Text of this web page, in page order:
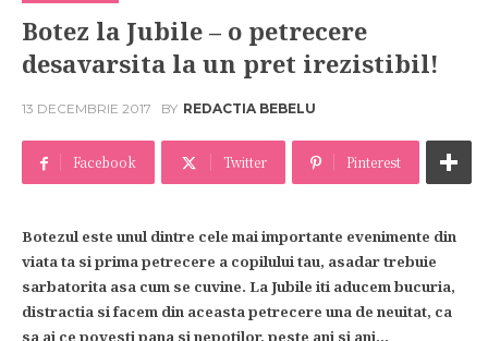
Botez la Jubile – o petrecere
desavarsita la un pret irezistibil!
13 DECEMBRIE 2017 BY REDACTIA BEBELU
Facebook Twitter Pinterest
Botezul este unul dintre cele mai importante evenimente din
viata ta si prima petrecere a copilului tau, asadar trebuie
sarbatorita asa cum se cuvine. La Jubile iti aducem bucuria,
distractia si facem din aceasta petrecere una de neuitat, ca
sa ai ce povesti pana si nepotilor, peste ani si ani…